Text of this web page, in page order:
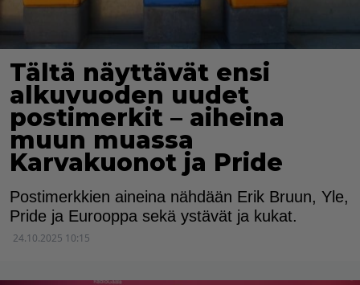
Tältä näyttävät ensi
alkuvuoden uudet
postimerkit – aiheina
muun muassa
Karvakuonot ja Pride
Postimerkkien aineina nähdään Erik Bruun, Yle,
Pride ja Eurooppa sekä ystävät ja kukat.
24.10.2025 10:15